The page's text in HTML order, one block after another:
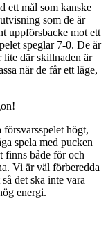
ett mål som kanske
som de är
uppförsbacke mot ett
speglar 7-0. De är
lite där skillnaden är
när de får ett läge,
högt,
spela med pucken
finns både för och
Vi är väl förberedda
det ska inte vara
energi.